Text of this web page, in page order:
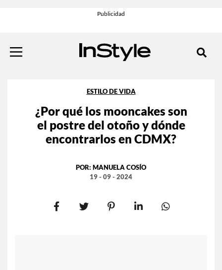
ESTILO DE VIDA
¿Por qué los mooncakes son
el postre del otoño y dónde
encontrarlos en CDMX?
POR: MANUELA COSÍO
19 - 09 - 2024